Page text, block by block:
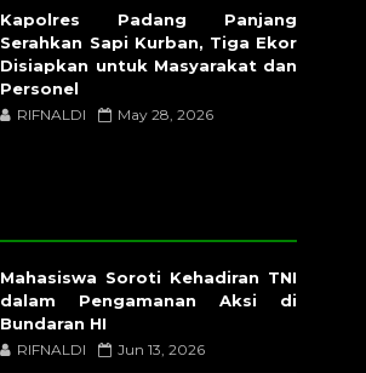
Kapolres Padang Panjang
Serahkan Sapi Kurban, Tiga Ekor
Disiapkan untuk Masyarakat dan
Personel
RIFNALDI May 28, 2026
Mahasiswa Soroti Kehadiran TNI
dalam Pengamanan Aksi di
Bundaran HI
RIFNALDI Jun 13, 2026